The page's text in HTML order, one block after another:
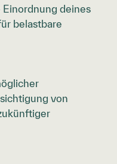
deines
belastbare
von